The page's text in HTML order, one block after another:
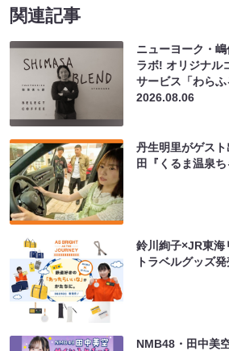
関連記事
ニューヨーク・
ラボ! オリジナル
サービス「わら
2026.08.06
丹生明里がゲス
田『くるま温泉
鈴川絢子×JR東海
トラベルグッズ
NMB48・田中美